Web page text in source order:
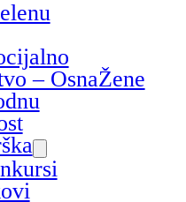
– OsnaŽene